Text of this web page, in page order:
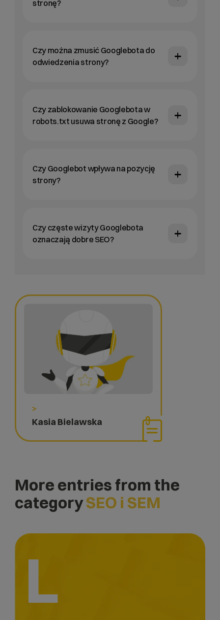
>
Kasia Bielawska
stronę?
Czy można zmusić Googlebota do
odwiedzenia strony?
Czy zablokowanie Googlebota w
robots.txt usuwa stronę z Google?
Czy Googlebot wpływa na pozycję
strony?
Czy częste wizyty Googlebota
oznaczają dobre SEO?
More entries from the
categorySEO i SEM
L